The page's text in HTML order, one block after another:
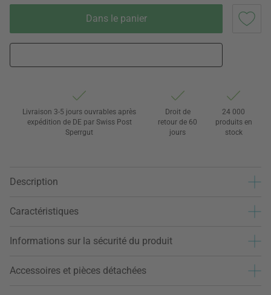
Dans le panier
Livraison 3-5 jours ouvrables après
expédition de DE par Swiss Post
Sperrgut
Droit de
retour de 60
jours
24 000
produits en
stock
Description
Caractéristiques
Informations sur la sécurité du produit
Accessoires et pièces détachées